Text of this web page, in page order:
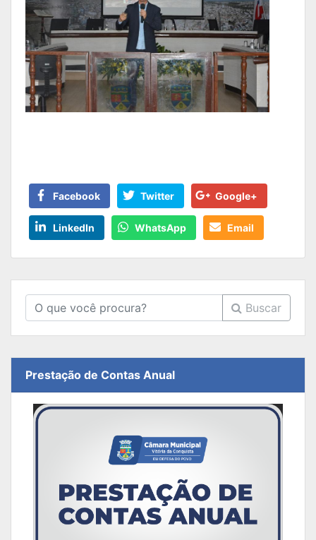
Facebook Twitter Google+
LinkedIn WhatsApp Email
Buscar
Prestação de Contas Anual